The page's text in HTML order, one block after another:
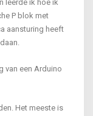
leerde ik hoe ik
P blok met
aansturing heeft
van een Arduino
Het meeste is